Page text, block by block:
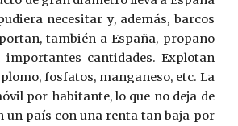
necesitar y, además, barcos
también a España, propano
importantes cantidades. Explotan
fosfatos, manganeso, etc. La
por habitante, lo que no deja de
un país con una renta tan baja por